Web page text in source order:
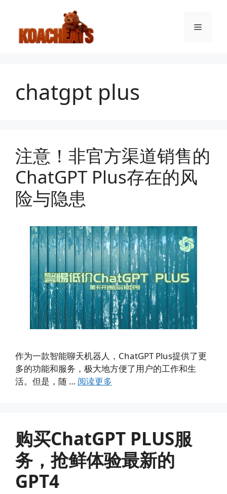
菜
chatgpt plus
注意！非官方渠道销售的
ChatGPT Plus存在的风
险与隐患
作为一款智能聊天机器人，ChatGPT Plus提供了更
多的功能和服务，极大地方便了用户的工作和生
活。但是，随 … 阅读更多
购买ChatGPT PLUS服
务，抢鲜体验最新的
GPT4